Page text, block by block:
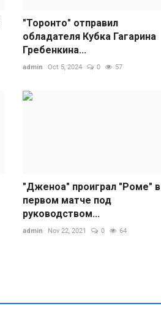
"Торонто" отправил
обладателя Кубка Гагарина
Гребенкина...
admin Oct 5, 2024 0 57
"Дженоа" проиграл "Роме" в
первом матче под
руководством...
admin Nov 22, 2021 0 64